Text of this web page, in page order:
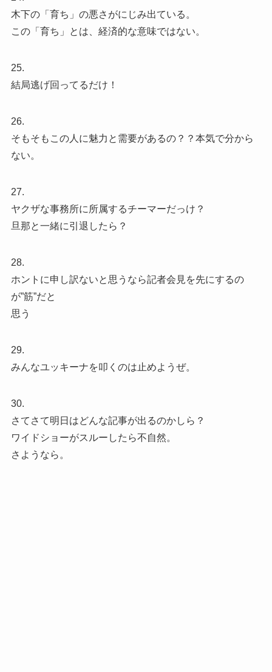
木下の「育ち」の悪さがにじみ出ている。
この「育ち」とは、経済的な意味ではない。
25.
結局逃げ回ってるだけ！
26.
そもそもこの人に魅力と需要があるの？？本気で分から
ない。
27.
ヤクザな事務所に所属するチーマーだっけ？
旦那と一緒に引退したら？
28.
ホントに申し訳ないと思うなら記者会見を先にするの
が”筋”だと
思う
29.
みんなユッキーナを叩くのは止めようぜ。
30.
さてさて明日はどんな記事が出るのかしら？
ワイドショーがスルーしたら不自然。
さようなら。